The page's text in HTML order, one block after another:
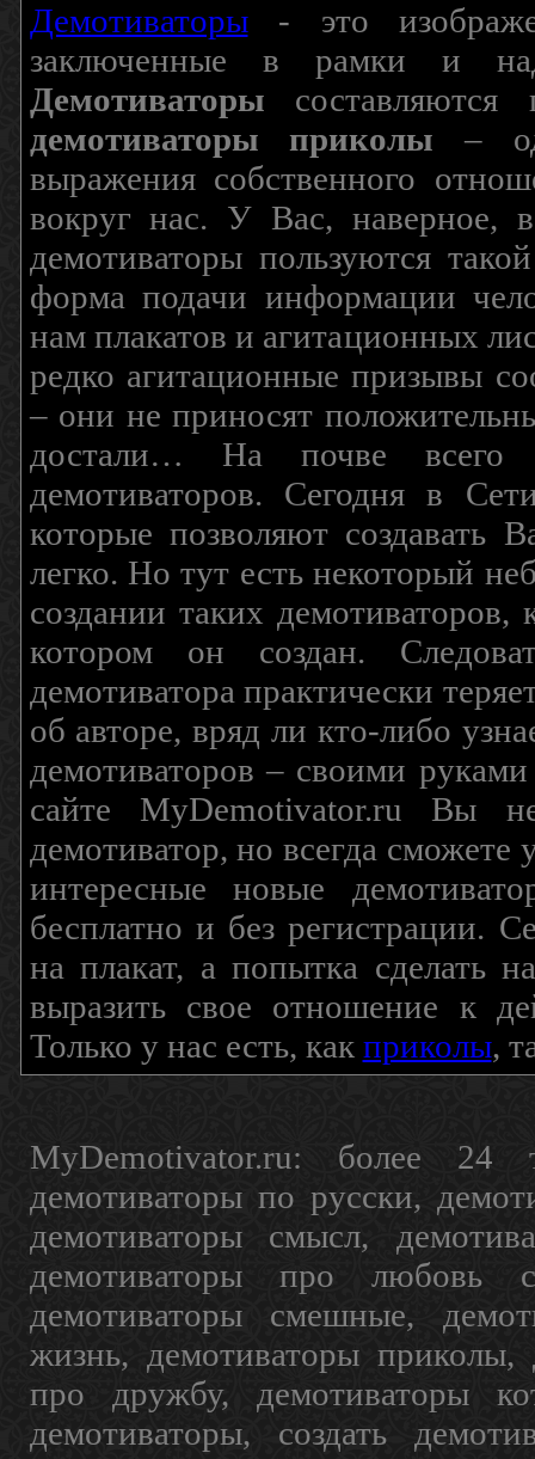
Демотиваторы- это
заключенные в рамки и
Демотиваторы составляются
демотиваторы приколы –
выражения собственного
вокруг нас. У Вас, наверное,
демотиваторы пользуются
форма подачи информации
нам плакатов и агитационных
редко агитационные призывы
– они не приносят
достали… На почве всего
демотиваторов. Сегодня в
которые позволяют создавать
легко. Но тут есть некоторый
создании таких
котором он создан.
демотиватора практически
об авторе, вряд ли кто-либо
демотиваторов – своими
сайте MyDemotivator.ru Вы
демотиватор, но всегда сможете
интересные новые
бесплатно и без регистрации.
на плакат, а попытка
выразить свое отношение к
Только у нас есть, как приколы,
MyDemotivator.ru: более 24
демотиваторы по русски,
демотиваторы смысл,
демотиваторы про любовь
демотиваторы смешные,
жизнь, демотиваторы приколы,
про дружбу, демотиваторы
демотиваторы, создать